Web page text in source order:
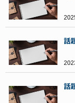
話
話